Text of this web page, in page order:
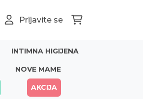
Prijavite se
INTIMNA HIGIJENA
NOVE MAME
AKCIJA